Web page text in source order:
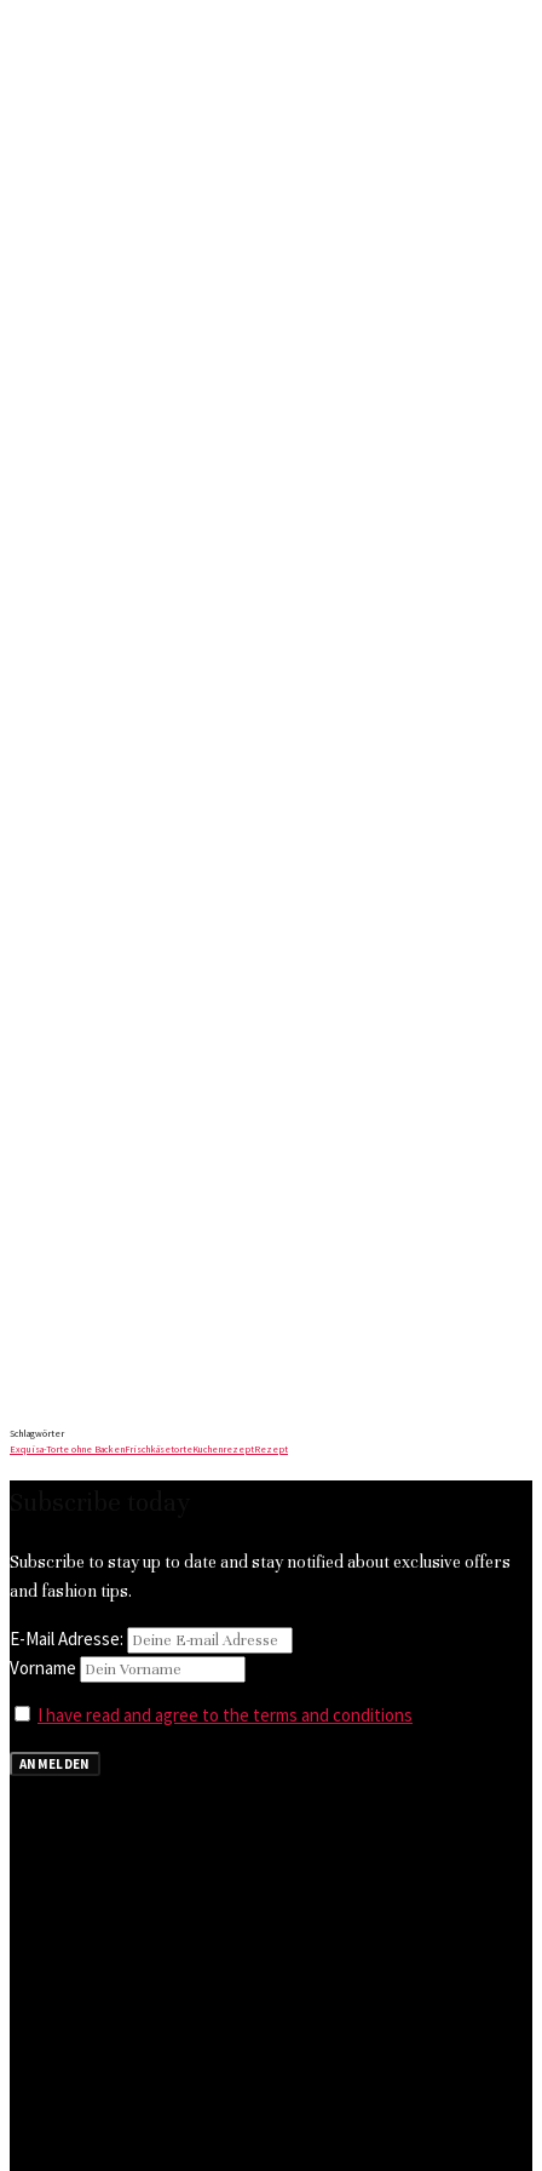
Schlagwörter
Exquisa-Torte ohne BackenFrischkäsetorteKuchenrezeptRezept
Subscribe to stay up to date and stay notified about exclusive offers
and fashion tips.
E-Mail Adresse:
Vorname
I have read and agree to the terms and conditions
ANMELDEN